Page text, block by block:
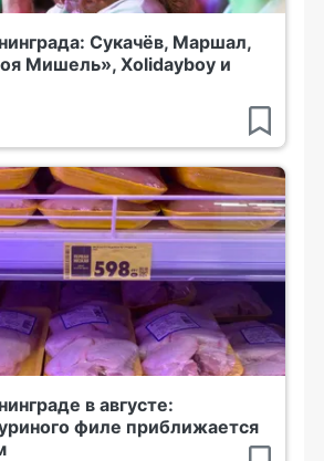
Сукачёв, Маршал,
Мишель», Xolidayboy и
в августе:
филе приближается